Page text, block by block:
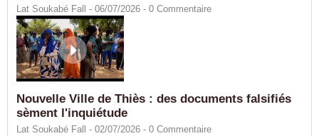
Lat Soukabé Fall - 06/07/2026 - 0 Commentaire
Nouvelle Ville de Thiès : des documents falsifiés
sèment l'inquiétude
Lat Soukabé Fall - 02/07/2026 - 0 Commentaire